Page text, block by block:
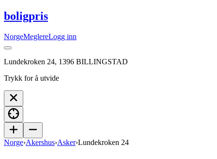
boligpris
NorgeMeglereLogg inn
Lundekroken 24, 1396 BILLINGSTAD
Trykk for å utvide
Norge›Akershus›Asker›Lundekroken 24